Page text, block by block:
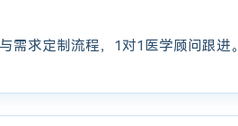
需求定制流程，1对1医学顾问跟进。